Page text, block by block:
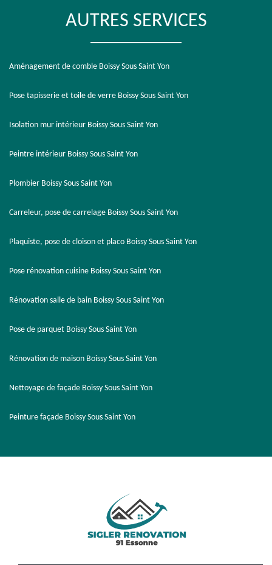
AUTRES SERVICES
Aménagement de comble Boissy Sous Saint Yon
Pose tapisserie et toile de verre Boissy Sous Saint Yon
Isolation mur intérieur Boissy Sous Saint Yon
Peintre intérieur Boissy Sous Saint Yon
Plombier Boissy Sous Saint Yon
Carreleur, pose de carrelage Boissy Sous Saint Yon
Plaquiste, pose de cloison et placo Boissy Sous Saint Yon
Pose rénovation cuisine Boissy Sous Saint Yon
Rénovation salle de bain Boissy Sous Saint Yon
Pose de parquet Boissy Sous Saint Yon
Rénovation de maison Boissy Sous Saint Yon
Nettoyage de façade Boissy Sous Saint Yon
Peinture façade Boissy Sous Saint Yon